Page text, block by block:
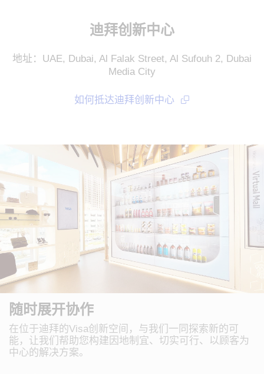
迪拜创新中心
地址：UAE, Dubai, Al Falak Street, Al Sufouh 2, Dubai
Media City
如何抵达迪拜创新中心
随时展开协作
在位于迪拜的Visa创新空间，与我们一同探索新的可
能，让我们帮助您构建因地制宜、切实可行、以顾客为
中心的解决方案。